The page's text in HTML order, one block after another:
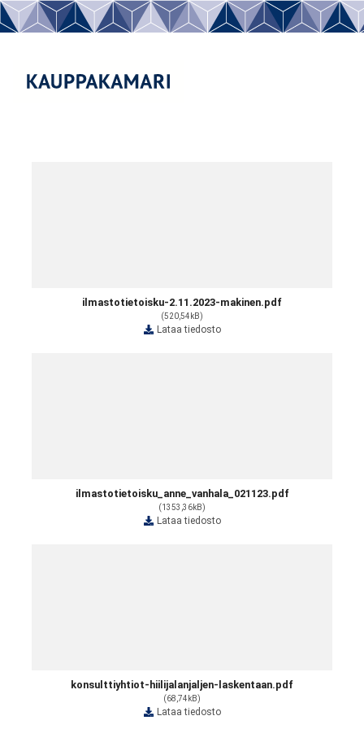
ilmastotietoisku-2.11.2023-makinen.pdf
(520,54kB)
Lataa tiedosto
ilmastotietoisku_anne_vanhala_021123.pdf
(1353,36kB)
Lataa tiedosto
konsulttiyhtiot-hiilijalanjaljen-laskentaan.pdf
(68,74kB)
Lataa tiedosto